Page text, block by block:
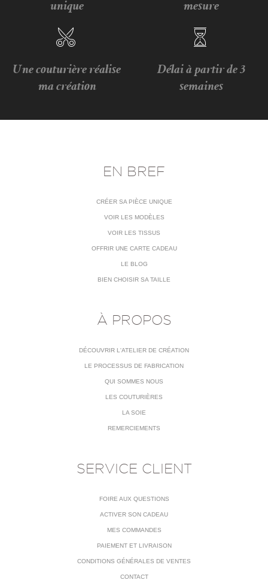
unique
mesure
Une couturière réalise
ma création
Délai à partir de 3
semaines
EN BREF
CRÉER SA PIÈCE UNIQUE
VOIR LES MODÈLES
VOIR LES TISSUS
OFFRIR UNE CARTE CADEAU
LE BLOG
BIEN CHOISIR SA TAILLE
À PROPOS
DÉCOUVRIR L'ATELIER DE CRÉATION
LE PROCESSUS DE FABRICATION
QUI SOMMES NOUS
LES COUTURIÈRES
LA SOIE
REMERCIEMENTS
SERVICE CLIENT
FOIRE AUX QUESTIONS
ACTIVER SON CADEAU
MES COMMANDES
PAIEMENT ET LIVRAISON
CONDITIONS GÉNÉRALES DE VENTES
CONTACT